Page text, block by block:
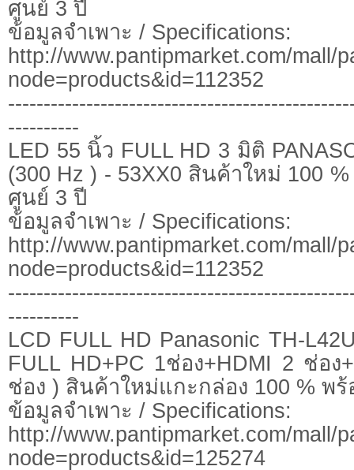
ศูนย์ 3 ปี
ข้อมูลจำเพาะ / Specifications:
http://www.pantipmarket.com/mall/
node=products&id=112352
----------
LED 55 นิ้ว FULL HD 3 มิติ
(300 Hz ) - 53XX0 สินค้าใหม่ 100
ศูนย์ 3 ปี
ข้อมูลจำเพาะ / Specifications:
http://www.pantipmarket.com/mall/
node=products&id=112352
----------
LCD FULL HD Panasonic TH-
FULL HD+PC 1ช่อง+HDMI 2 ช่อง
ช่อง ) สินค้าใหม่แกะกล่อง 100 % พ
ข้อมูลจำเพาะ / Specifications:
http://www.pantipmarket.com/mall/
node=products&id=125274